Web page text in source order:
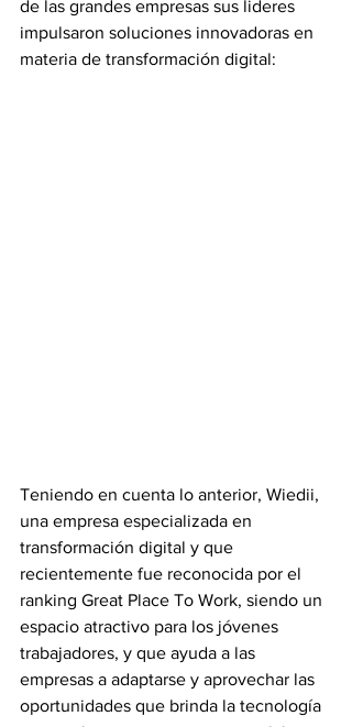
de las grandes empresas sus lideres
impulsaron soluciones innovadoras en
materia de transformación digital:
Teniendo en cuenta lo anterior, Wiedii,
una empresa especializada en
transformación digital y que
recientemente fue reconocida por el
ranking Great Place To Work, siendo un
espacio atractivo para los jóvenes
trabajadores, y que ayuda a las
empresas a adaptarse y aprovechar las
oportunidades que brinda la tecnología